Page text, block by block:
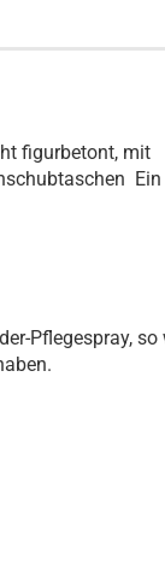
figurbetont, mit
Ein
Pflegespray, so